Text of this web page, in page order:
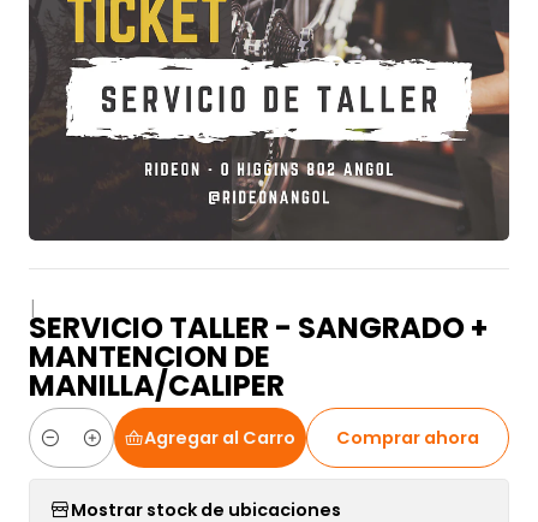
|
SERVICIO TALLER - SANGRADO +
MANTENCION DE
MANILLA/CALIPER
Cantidad
Agregar al Carro Comprar ahora
Mostrar stock de ubicaciones